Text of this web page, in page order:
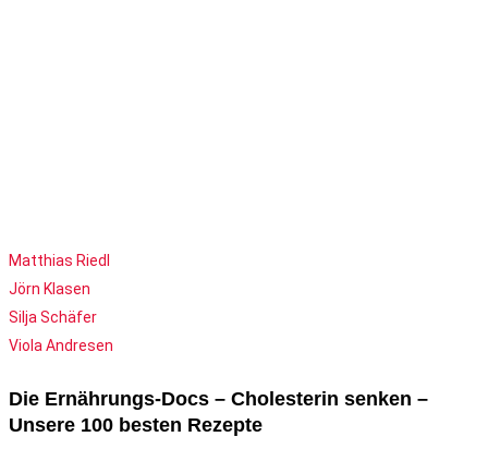
Matthias Riedl
Jörn Klasen
Silja Schäfer
Viola Andresen
Die Ernährungs-Docs – Cholesterin senken –
Unsere 100 besten Rezepte